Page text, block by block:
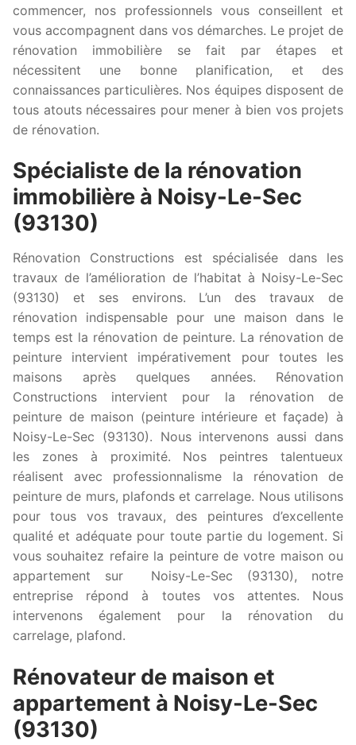
commencer, nos professionnels vous conseillent et
vous accompagnent dans vos démarches. Le projet de
rénovation immobilière se fait par étapes et
nécessitent une bonne planification, et des
connaissances particulières. Nos équipes disposent de
tous atouts nécessaires pour mener à bien vos projets
de rénovation.
Spécialiste de la rénovation
immobilière à Noisy-Le-Sec
(93130)
Rénovation Constructions est spécialisée dans les
travaux de l’amélioration de l’habitat à Noisy-Le-Sec
(93130) et ses environs. L’un des travaux de
rénovation indispensable pour une maison dans le
temps est la rénovation de peinture. La rénovation de
peinture intervient impérativement pour toutes les
maisons après quelques années. Rénovation
Constructions intervient pour la rénovation de
peinture de maison (peinture intérieure et façade) à
Noisy-Le-Sec (93130). Nous intervenons aussi dans
les zones à proximité. Nos peintres talentueux
réalisent avec professionnalisme la rénovation de
peinture de murs, plafonds et carrelage. Nous utilisons
pour tous vos travaux, des peintures d’excellente
qualité et adéquate pour toute partie du logement. Si
vous souhaitez refaire la peinture de votre maison ou
appartement sur Noisy-Le-Sec (93130), notre
entreprise répond à toutes vos attentes. Nous
intervenons également pour la rénovation du
carrelage, plafond.
Rénovateur de maison et
appartement à Noisy-Le-Sec
(93130)